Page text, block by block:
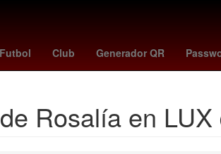
Futbol Club Generador QR
mexico vs Pago Dólar estadounidense
Rosalía en LUX